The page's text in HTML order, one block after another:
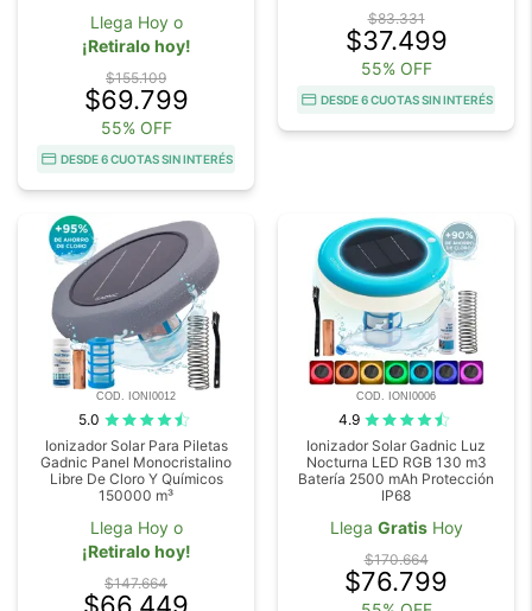
Llega Hoy o
¡Retiralo hoy!
$155.109
$69.799
55% OFF
DESDE 6 CUOTAS SIN INTERÉS
$83.331
$37.499
55% OFF
DESDE 6 CUOTAS SIN INTERÉS
COD. IONI0012
5.0
Ionizador Solar Para Piletas
Gadnic Panel Monocristalino
Libre De Cloro Y Químicos
150000 m³
Llega Hoy o
¡Retiralo hoy!
$147.664
COD. IONI0006
4.9
Ionizador Solar Gadnic Luz
Nocturna LED RGB 130 m3
Batería 2500 mAh Protección
IP68
Llega GratisHoy
$170.664
$76.799